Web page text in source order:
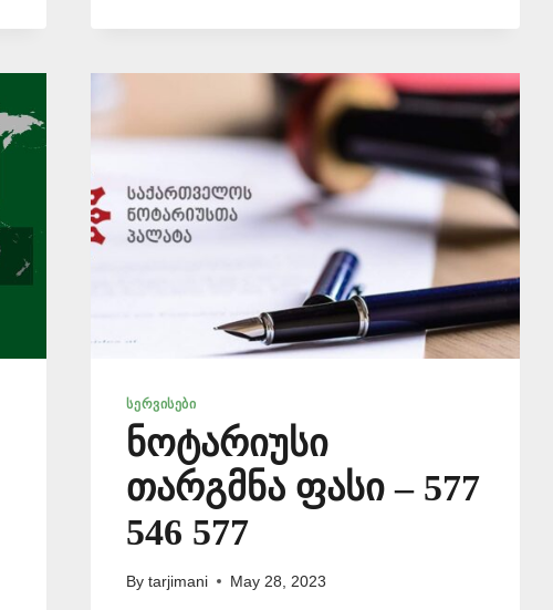
577
ᲡᲔᲠᲕᲘᲡᲔᲑᲘ
ნოტარიუსი
თარგმნა ფასი – 577
546 577
By tarjimani May 28, 2023